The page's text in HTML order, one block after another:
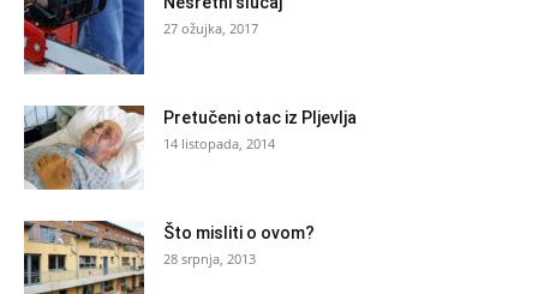
27 ožujka, 2017
Pretučeni otac iz Pljevlja
14 listopada, 2014
Što misliti o ovom?
28 srpnja, 2013